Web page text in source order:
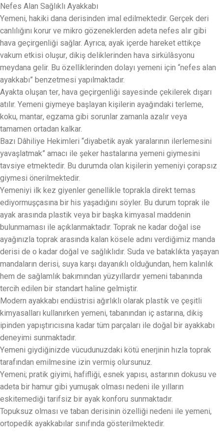
Nefes Alan Sağlıklı Ayakkabı
Yemeni, hakiki dana derisinden imal edilmektedir. Gerçek deri
canlılığını korur ve mikro gözeneklerden adeta nefes alır gibi
hava geçirgenliği sağlar. Ayrıca; ayak içerde hareket ettikçe
vakum etkisi oluşur, dikiş deliklerinden hava sirkülâsyonu
meydana gelir. Bu özelliklerinden dolayı yemeni için “nefes alan
ayakkabı” benzetmesi yapılmaktadır.
Ayakta oluşan ter, hava geçirgenliği sayesinde çekilerek dışarı
atılır. Yemeni giymeye başlayan kişilerin ayağındaki terleme,
koku, mantar, egzama gibi sorunlar zamanla azalır veya
tamamen ortadan kalkar.
Bazı Dâhiliye Hekimleri “diyabetik ayak yaralarının ilerlemesini
yavaşlatmak” amacı ile şeker hastalarına yemeni giymesini
tavsiye etmektedir. Bu durumda olan kişilerin yemeniyi çorapsız
giymesi önerilmektedir.
Yemeniyi ilk kez giyenler genellikle toprakla direkt temas
ediyormuşçasına bir his yaşadığını söyler. Bu durum toprak ile
ayak arasında plastik veya bir başka kimyasal maddenin
bulunmaması ile açıklanmaktadır. Toprak ne kadar doğal ise
ayağınızla toprak arasında kalan kösele adını verdiğimiz manda
derisi de o kadar doğal ve sağlıklıdır. Suda ve bataklıkta yaşayan
mandaların derisi, suya karşı dayanıklı olduğundan, hem kalınlık
hem de sağlamlık bakımından yüzyıllardır yemeni tabanında
tercih edilen bir standart haline gelmiştir.
Modern ayakkabı endüstrisi ağırlıklı olarak plastik ve çeşitli
kimyasalları kullanırken yemeni, tabanından iç astarına, dikiş
ipinden yapıştırıcısına kadar tüm parçaları ile doğal bir ayakkabı
deneyimi sunmaktadır.
Yemeni giydiğinizde vücudunuzdaki kötü enerjinin hızla toprak
tarafından emilmesine izin vermiş olursunuz.
Yemeni; pratik giyimi, hafifliği, esnek yapısı, astarının dokusu ve
adeta bir hamur gibi yumuşak olması nedeni ile yılların
eskitemediği tarifsiz bir ayak konforu sunmaktadır.
Topuksuz olması ve taban derisinin özelliği nedeni ile yemeni,
ortopedik ayakkabılar sınıfında gösterilmektedir.